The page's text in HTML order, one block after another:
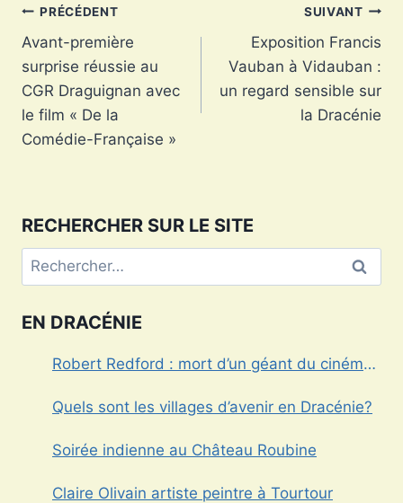
Navigation
de
l’article
PRÉCÉDENT
Avant-première
surprise réussie au
CGR Draguignan avec
le film « De la
Comédie-Française »
SUIVANT
Exposition Francis
Vauban à Vidauban :
un regard sensible sur
la Dracénie
RECHERCHER SUR LE SITE
Rechercher :
EN DRACÉNIE
Robert Redford : mort d’un géant du cinéma
Quels sont les villages d’avenir en Dracénie?
Soirée indienne au Château Roubine
Claire Olivain artiste peintre à Tourtour